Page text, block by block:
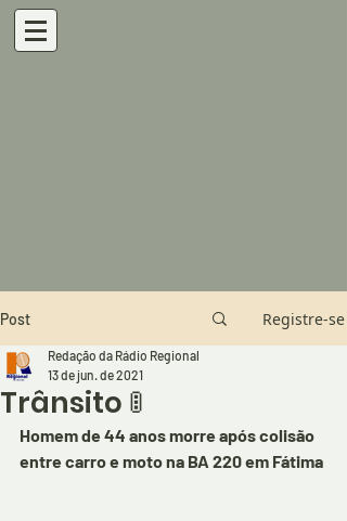
Post Registre-se
Trânsito 🚦
Redação da Rádio Regional
13 de jun. de 2021
Homem de 44 anos morre após colisão
entre carro e moto na BA 220 em Fátima